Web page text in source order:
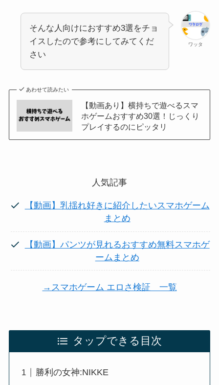
ワッタ
そんな人向けにおすすめ3選をチョ
イスしたので参考にしてみてくだ
さい
あわせて読みたい
【動画あり】横持ちで遊べるスマ
ホゲームおすすめ30選！じっくり
プレイするのにピッタリ
人気記事
【動画】乳揺れ好きに紹介したいスマホゲーム
まとめ
【動画】パンツが見れるおすすめ無料スマホゲ
ームまとめ
→スマホゲーム エロさ検証 一覧
タップできる目次
勝利の女神:NIKKE